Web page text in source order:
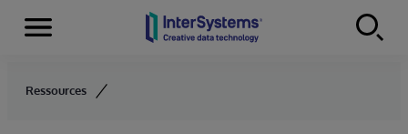
Skip to content
Menu
Ressources